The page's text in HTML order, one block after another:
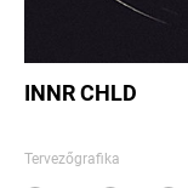
INNR CHLD
Tervezőgrafika